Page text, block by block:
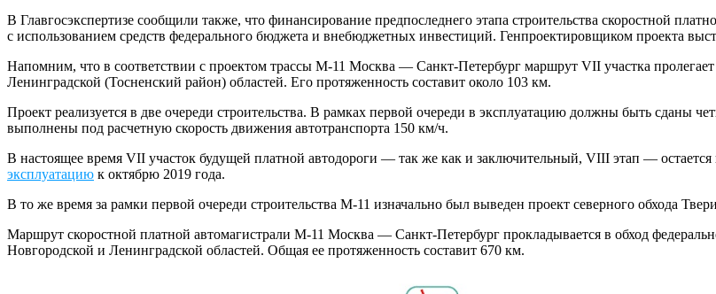
В Главгосэкспертизе сообщили также, что финансирование предпоследнего этапа строительства скоростной
с использованием средств федерального бюджета и внебюджетных инвестиций. Генпроектировщиком проекта
Напомним, что в соответствии с проектом трассы М-11 Москва — Санкт-Петербург маршрут VII участка
Ленинградской (Тосненский район) областей. Его протяженность составит около 103 км.
Проект реализуется в две очереди строительства. В рамках первой очереди в эксплуатацию должны быть
выполнены под расчетную скорость движения автотранспорта 150 км/ч.
В настоящее время VII участок будущей платной автодороги — так же как и заключительный, VIII этап —
эксплуатацию к октябрю 2019 года.
В то же время за рамки первой очереди строительства М-11 изначально был выведен проект северного обхода
Маршрут скоростной платной автомагистрали М-11 Москва — Санкт-Петербург прокладывается в обход
Новгородской и Ленинградской областей. Общая ее протяженность составит 670 км.